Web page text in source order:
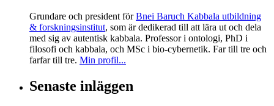
Grundare och president förBnei Baruch Kabbala utbildning
& forskningsinstitut, som är dedikerad till att lära ut och dela
med sig av autentisk kabbala. Professor i ontologi, PhD i
filosofi och kabbala, och MSc i bio-cybernetik. Far till tre och
farfar till tre. Min profil...
Senaste inläggen